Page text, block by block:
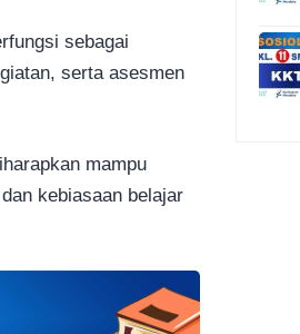
sebagai
serta asesmen
mampu
kebiasaan belajar